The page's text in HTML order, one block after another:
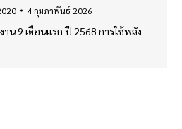
4 กุมภาพันธ์ 2026
น 9 เดือนแรก ปี 2568 การใช้พลัง